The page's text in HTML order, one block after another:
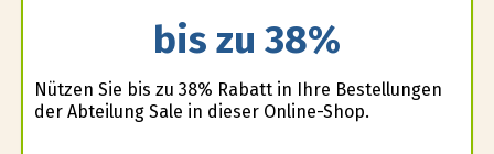
bis zu 38%
Nützen Sie bis zu 38% Rabatt in Ihre Bestellungen
der Abteilung Sale in dieser Online-Shop.